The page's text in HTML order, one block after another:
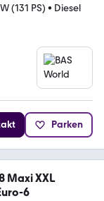
(131 PS) • Diesel
Parken
Maxi XXL
6